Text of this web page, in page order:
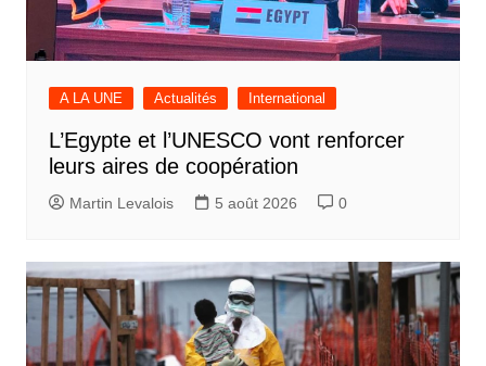
A LA UNE Actualités International
L’Egypte et l’UNESCO vont renforcer
leurs aires de coopération
Martin Levalois 5 août 2026 0